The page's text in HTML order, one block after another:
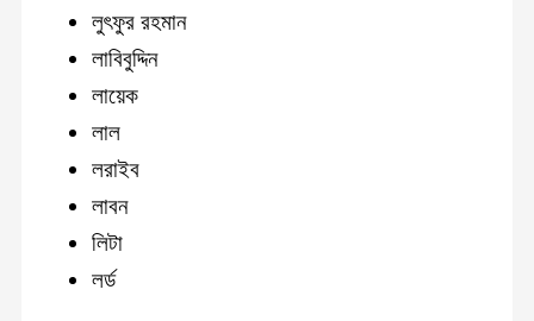
লুৎফুর রহমান
লাবিবুদ্দিন
লায়েক
লাল
লরাইব
লাবন
লিটা
লর্ড